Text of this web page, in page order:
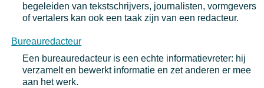
begeleiden van tekstschrijvers, journalisten, vormgevers
of vertalers kan ook een taak zijn van een redacteur.
Bureauredacteur
Een bureauredacteur is een echte informatievreter: hij
verzamelt en bewerkt informatie en zet anderen er mee
aan het werk.